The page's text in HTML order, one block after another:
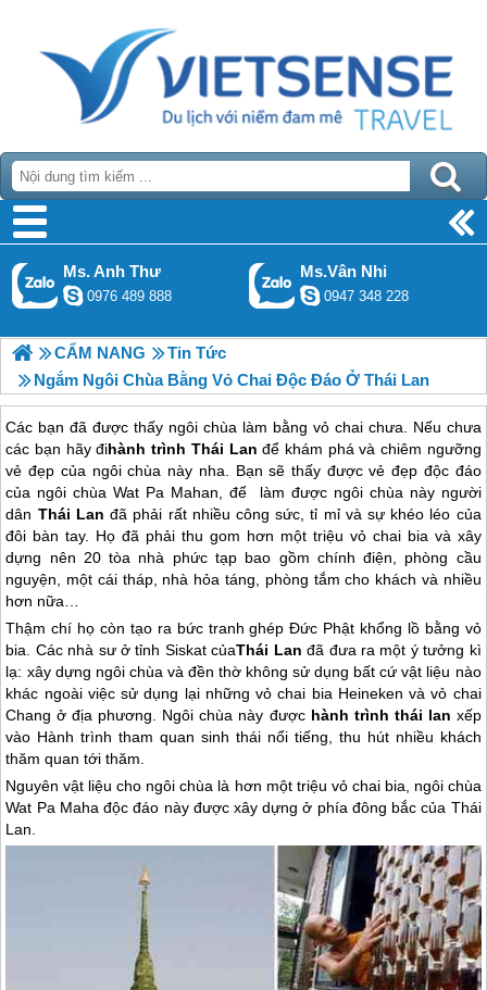
Ms. Anh Thư
0976 489 888
Ms.Vân Nhi
0947 348 228
CẨM NANG
Tin Tức
Ngắm Ngôi Chùa Bằng Vỏ Chai Độc Đáo Ở Thái Lan
Các bạn đã được thấy ngôi chùa làm bằng vỏ chai chưa. Nếu chưa
các bạn hãy đihành trình Thái Lan để khám phá và chiêm ngưỡng
vẻ đẹp của ngôi chùa này nha. Bạn sẽ thấy được vẻ đẹp độc đáo
của ngôi chùa Wat Pa Mahan, để làm được ngôi chùa này người
dân Thái Lan đã phải rất nhiều công sức, tỉ mỉ và sự khéo léo của
đôi bàn tay. Họ đã phải thu gom hơn một triệu vỏ chai bia và xây
dựng nên 20 tòa nhà phức tạp bao gồm chính điện, phòng cầu
nguyện, một cái tháp, nhà hỏa táng, phòng tắm cho khách và nhiều
hơn nữa…
Thậm chí họ còn tạo ra bức tranh ghép Đức Phật khổng lồ bằng vỏ
bia. Các nhà sư ở tỉnh Siskat củaThái Lan đã đưa ra một ý tưởng kì
lạ: xây dựng ngôi chùa và đền thờ không sử dụng bất cứ vật liệu nào
khác ngoài việc sử dụng lại những vỏ chai bia Heineken và vỏ chai
Chang ở địa phương. Ngôi chùa này được hành trình thái lan xếp
vào Hành trình tham quan sinh thái nổi tiếng, thu hút nhiều khách
thăm quan tới thăm.
Nguyên vật liệu cho ngôi chùa là hơn một triệu vỏ chai bia, ngôi chùa
Wat Pa Maha độc đáo này được xây dựng ở phía đông bắc của Thái
Lan.